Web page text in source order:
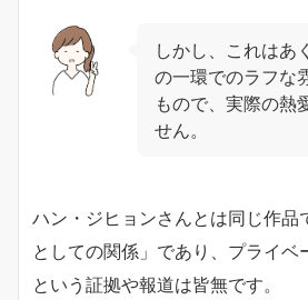
しかし、これはあ
の一環でのラフな
もので、実際の熱
せん。
ハン・ジヒョンさんとは同じ作品
としての関係」であり、プライベ
という証拠や報道は皆無です。